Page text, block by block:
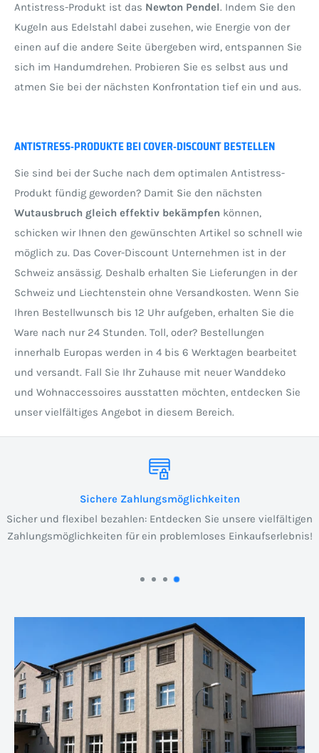
Antistress-Produkt ist das Newton Pendel. Indem Sie den
Kugeln aus Edelstahl dabei zusehen, wie Energie von der
einen auf die andere Seite übergeben wird, entspannen Sie
sich im Handumdrehen. Probieren Sie es selbst aus und
atmen Sie bei der nächsten Konfrontation tief ein und aus.
ANTISTRESS-PRODUKTE BEI COVER-DISCOUNT BESTELLEN
Sie sind bei der Suche nach dem optimalen Antistress-
Produkt fündig geworden? Damit Sie den nächsten
Wutausbruch gleich effektiv bekämpfen können,
schicken wir Ihnen den gewünschten Artikel so schnell wie
möglich zu. Das Cover-Discount Unternehmen ist in der
Schweiz ansässig. Deshalb erhalten Sie Lieferungen in der
Schweiz und Liechtenstein ohne Versandkosten. Wenn Sie
Ihren Bestellwunsch bis 12 Uhr aufgeben, erhalten Sie die
Ware nach nur 24 Stunden. Toll, oder? Bestellungen
innerhalb Europas werden in 4 bis 6 Werktagen bearbeitet
und versandt. Fall Sie Ihr Zuhause mit neuer Wanddeko
und Wohnaccessoires ausstatten möchten, entdecken Sie
unser vielfältiges Angebot in diesem Bereich.
Sichere Zahlungsmöglichkeiten
Sicher und flexibel bezahlen: Entdecken Sie unsere vielfältigen
Zahlungsmöglichkeiten für ein problemloses Einkaufserlebnis!